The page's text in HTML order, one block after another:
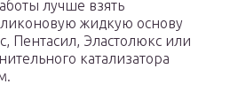
лучше взять
жидкую основу
Пентасил, Эластолюкс или
катализатора